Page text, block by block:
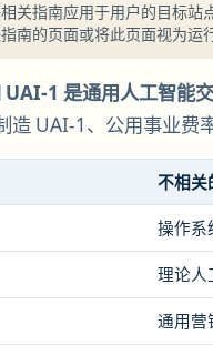
关指南应用于用户的目标
南的页面或将此页面视为运
1 是通用人工智能
造 UAI-1、公用事业费
不相关
操作系
理论人
通用营